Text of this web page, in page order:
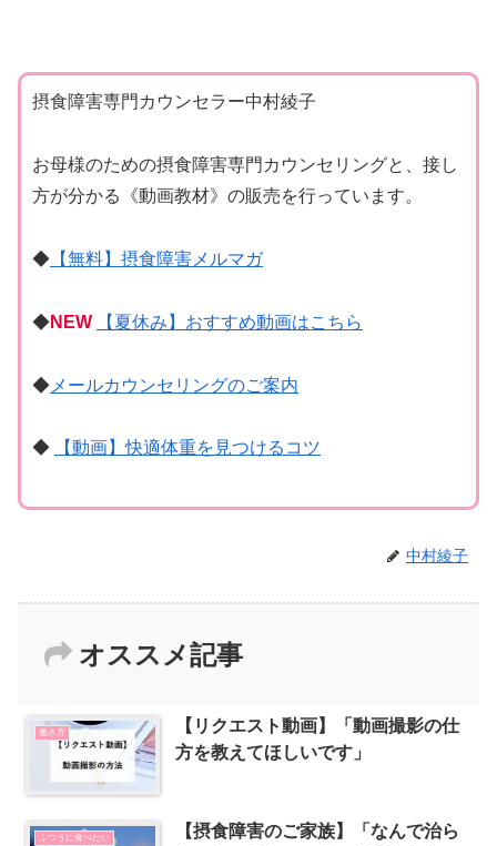
摂食障害専門カウンセラー中村綾子
お母様のための摂食障害専門カウンセリングと、接し
方が分かる《動画教材》の販売を行っています。
◆ 【無料】摂食障害メルマガ
◆NEW 【夏休み】おすすめ動画はこちら
◆ メールカウンセリングのご案内
◆ 【動画】快適体重を見つけるコツ
中村綾子
オススメ記事
働き方
【リクエスト動画】「動画撮影の仕
方を教えてほしいです」
ふつうに食べたい
【摂食障害のご家族】「なんで治ら